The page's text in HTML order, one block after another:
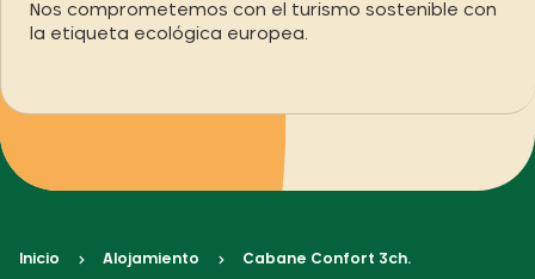
Nos comprometemos con el turismo sostenible con
la etiqueta ecológica europea.
Inicio Alojamiento Cabane Confort 3ch.